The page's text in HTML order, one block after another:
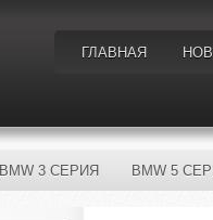
ГЛАВНАЯ
BMW 3 СЕРИЯ BMW 5